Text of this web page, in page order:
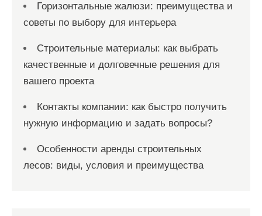
Горизонтальные жалюзи: преимущества и
советы по выбору для интерьера
Строительные материалы: как выбрать
качественные и долговечные решения для
вашего проекта
Контакты компании: как быстро получить
нужную информацию и задать вопросы?
Особенности аренды строительных
лесов: виды, условия и преимущества